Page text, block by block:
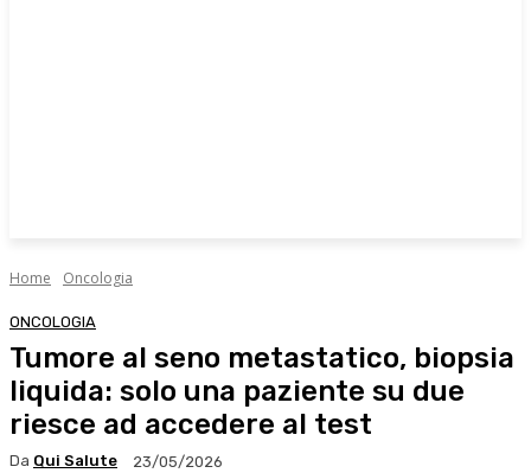
Home Oncologia
ONCOLOGIA
Tumore al seno metastatico, biopsia
liquida: solo una paziente su due
riesce ad accedere al test
Da Qui Salute 23/05/2026